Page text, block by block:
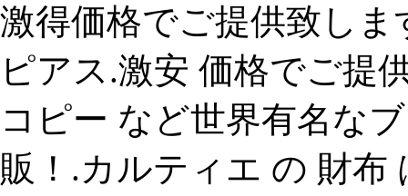
激得価格でご提供致し
ピアス.激安 価格でご提
コピー など世界有名な
販！.カルティエ の 財布